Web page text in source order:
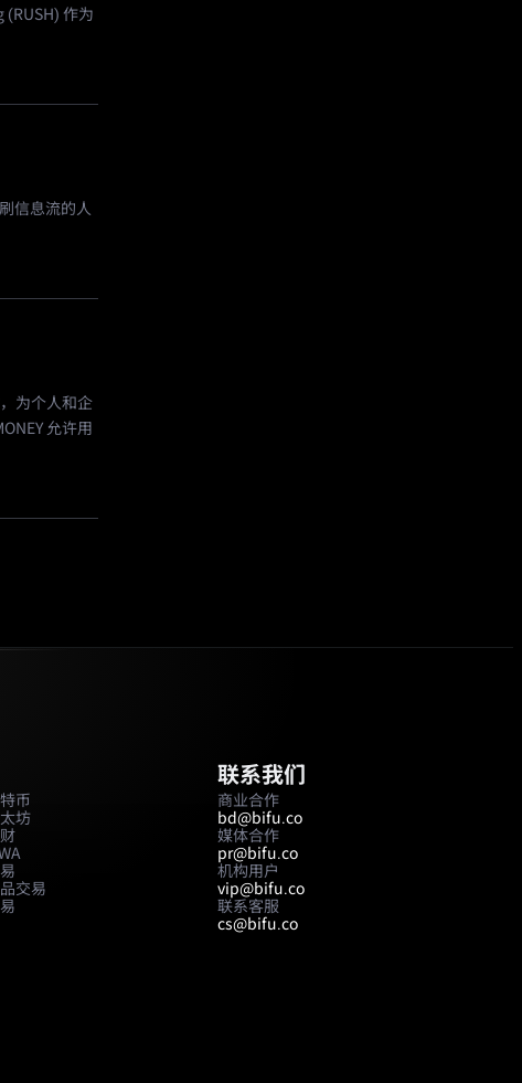
作为
信息流的人
为个人和企
允许用
币
坊
交易
联系我们
商业合作
bd@bifu.co
媒体合作
pr@bifu.co
机构用户
vip@bifu.co
联系客服
cs@bifu.co